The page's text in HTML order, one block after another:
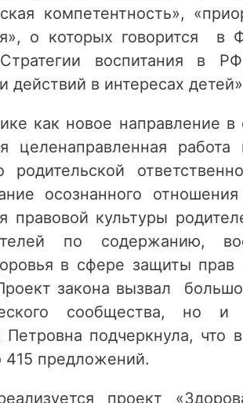
компетентность»,
о которых говорится в
воспитания в
действий в интересах
как новое направление
целенаправленная
родительской
осознанного
правовой культуры
по содержанию,
в сфере защиты прав
закона вызвал
сообщества, но
Петровна подчеркнула, что
415 предложений.
проект